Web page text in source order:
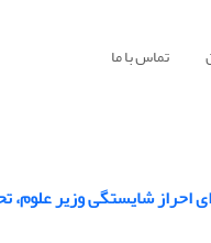
تماس با ما